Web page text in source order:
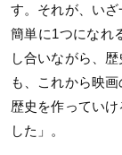
す。それが、い
簡単に1つになれ
し合いながら、
も、これから映
歴史を作ってい
した」。